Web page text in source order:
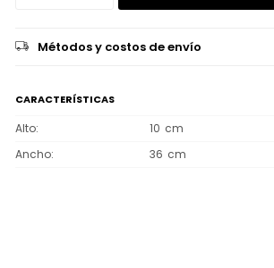
Métodos y costos de envío
CARACTERÍSTICAS
Alto
10
Ancho
36